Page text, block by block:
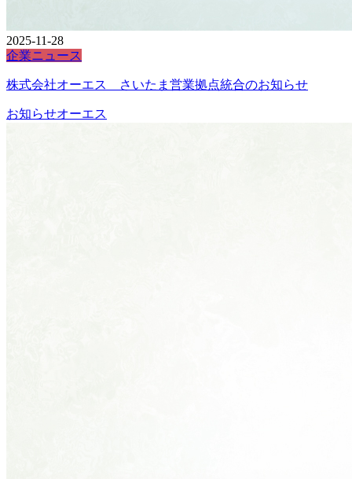
2025-11-28
企業ニュース
株式会社オーエス さいたま営業拠点統合のお知らせ
お知らせオーエス